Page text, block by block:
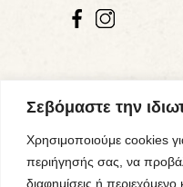
Σεβόμαστε την
Χρησιμοποιούμε cookies
περιήγησής σας, να
διαφημίσεις ή